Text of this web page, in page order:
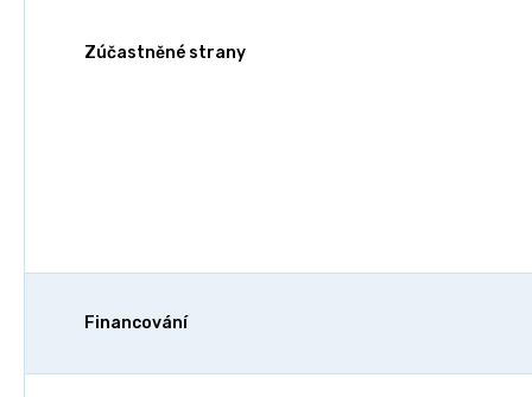
Zúčastněné strany
Financování